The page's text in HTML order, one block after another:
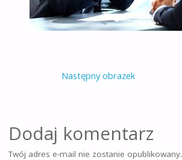
Następny obrazek
Dodaj komentarz
Twój adres e-mail nie zostanie opublikowany.